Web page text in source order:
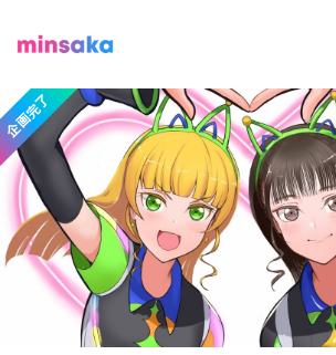
企画完了